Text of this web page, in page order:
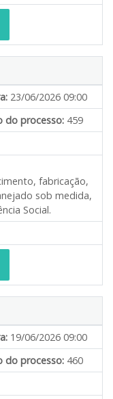
23/06/2026 09:00
do processo: 459
fabricação,
sob medida,
Social.
19/06/2026 09:00
do processo: 460